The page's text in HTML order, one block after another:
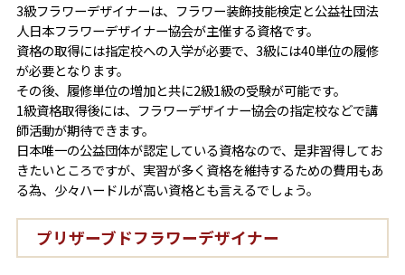
3級フラワーデザイナーは、フラワー装飾技能検定と公益社団法
人日本フラワーデザイナー協会が主催する資格です。
資格の取得には指定校への入学が必要で、3級には40単位の履修
が必要となります。
その後、履修単位の増加と共に2級1級の受験が可能です。
1級資格取得後には、フラワーデザイナー協会の指定校などで講
師活動が期待できます。
日本唯一の公益団体が認定している資格なので、是非習得してお
きたいところですが、実習が多く資格を維持するための費用もあ
る為、少々ハードルが高い資格とも言えるでしょう。
プリザーブドフラワーデザイナー